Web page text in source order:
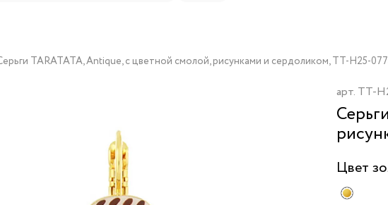
TARATATA, Antique, с цветной смолой, рисунками и сердоликом, TT-H25-
арт. TT-
Цвет